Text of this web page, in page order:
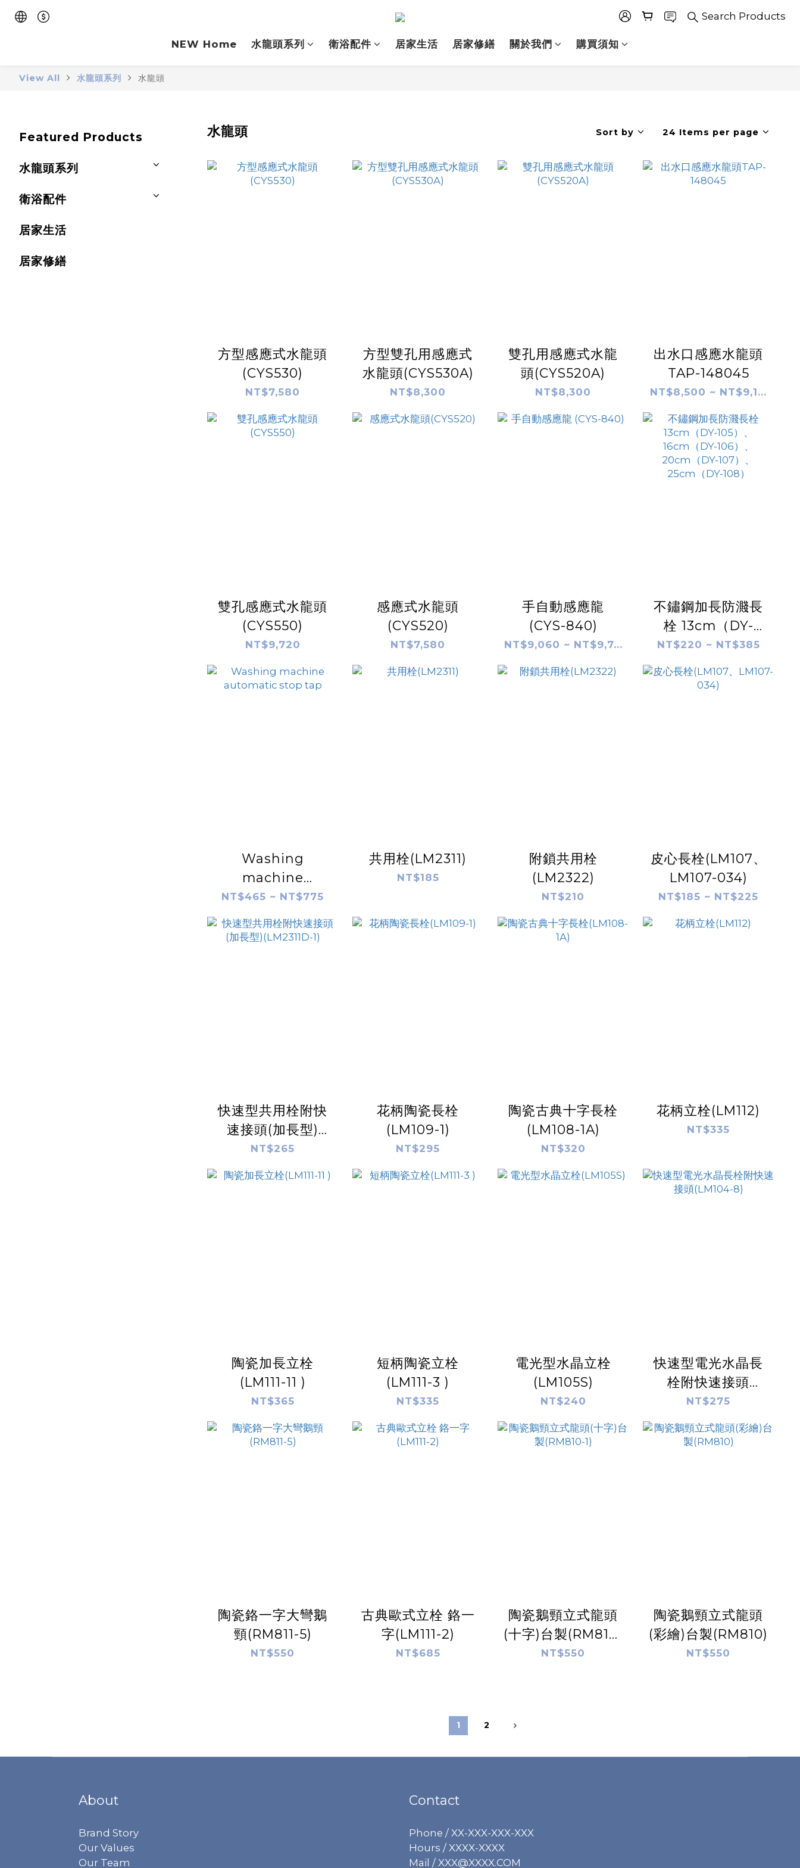
Search Products
NEW Home 水龍頭系列 衛浴配件 居家生活 居家修繕 關於我們 購買須知
View All 水龍頭系列 水龍頭
Featured Products
水龍頭系列
衛浴配件
居家生活
居家修繕
水龍頭 Sort by 24 Items per page
方型感應式水龍頭
(CYS530)
NT$7,580
方型雙孔用感應式
水龍頭(CYS530A)
NT$8,300
雙孔用感應式水龍
頭(CYS520A)
NT$8,300
出水口感應水龍頭
TAP-148045
NT$8,500 ~ NT$9,1...
雙孔感應式水龍頭
(CYS550)
NT$9,720
感應式水龍頭
(CYS520)
NT$7,580
手自動感應龍
(CYS-840)
NT$9,060 ~ NT$9,7...
不鏽鋼加長防濺長
栓 13cm（DY-
105）、
16cm（DY-
106）、
NT$220 ~ NT$385
Washing
machine
automatic stop
tap
NT$465 ~ NT$775
共用栓(LM2311)
NT$185
附鎖共用栓
(LM2322)
NT$210
皮心長栓(LM107、
LM107-034)
NT$185 ~ NT$225
快速型共用栓附快
速接頭(加長型)
(LM2311D-1)
NT$265
花柄陶瓷長栓
(LM109-1)
NT$295
陶瓷古典十字長栓
(LM108-1A)
NT$320
花柄立栓(LM112)
NT$335
陶瓷加長立栓
(LM111-11 )
NT$365
短柄陶瓷立栓
(LM111-3 )
NT$335
電光型水晶立栓
(LM105S)
NT$240
快速型電光水晶長
栓附快速接頭
(LM104-8)
NT$275
陶瓷鉻一字大彎鵝
頸(RM811-5)
NT$550
古典歐式立栓 鉻一
字(LM111-2)
NT$685
陶瓷鵝頸立式龍頭
(十字)台製(RM810-
1)
NT$550
陶瓷鵝頸立式龍頭
(彩繪)台製(RM810)
NT$550
1 2
About
Brand Story
Our Values
Our Team
Contact
Phone / XX-XXX-XXX-XXX
Hours / XXXX-XXXX
Mail / XXX@XXXX.COM